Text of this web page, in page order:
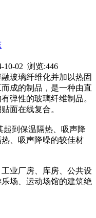
10-02 浏览:446
玻璃纤维化并加以热固
成的制品，是一种由直
弹性的玻璃纤维制品。
面在线复合。
起到保温隔热、吸声降
、吸声降噪的较佳材
业厂房、库房、公共设
场、运动场馆的建筑绝